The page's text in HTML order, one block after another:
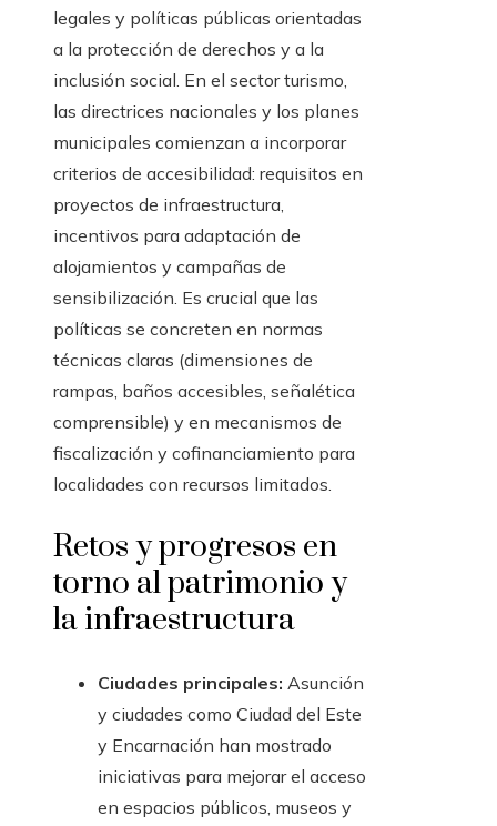
legales y políticas públicas orientadas
a la protección de derechos y a la
inclusión social. En el sector turismo,
las directrices nacionales y los planes
municipales comienzan a incorporar
criterios de accesibilidad: requisitos en
proyectos de infraestructura,
incentivos para adaptación de
alojamientos y campañas de
sensibilización. Es crucial que las
políticas se concreten en normas
técnicas claras (dimensiones de
rampas, baños accesibles, señalética
comprensible) y en mecanismos de
fiscalización y cofinanciamiento para
localidades con recursos limitados.
Retos y progresos en
torno al patrimonio y
la infraestructura
Ciudades principales: Asunción
y ciudades como Ciudad del Este
y Encarnación han mostrado
iniciativas para mejorar el acceso
en espacios públicos, museos y